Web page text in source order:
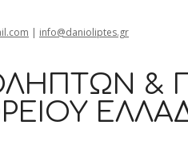
| info@danioliptes.gr
&